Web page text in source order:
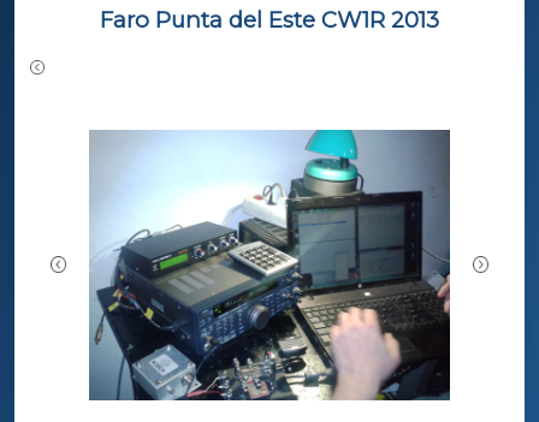
Faro Punta del Este CW1R 2013